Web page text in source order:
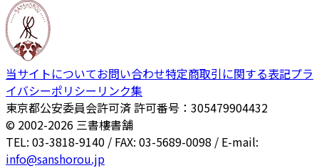
当サイトについてお問い合わせ特定商取引に関する表記プラ
イバシーポリシー リンク集
東京都公安委員会許可済 許可番号：305479904432
© 2002-2026 三書樓書舗
TEL: 03-3818-9140 / FAX: 03-5689-0098 / E-mail:
info@sanshorou.jp